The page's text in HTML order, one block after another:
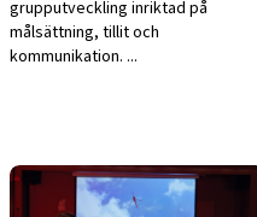
grupputveckling inriktad på
målsättning, tillit och
kommunikation. ...